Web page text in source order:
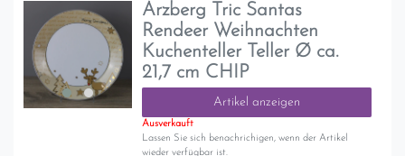
Arzberg Tric Santas
Rendeer Weihnachten
Kuchenteller Teller Ø ca.
21,7 cm CHIP
Artikel anzeigen
Ausverkauft
Lassen Sie sich benachrichigen, wenn der Artikel
wieder verfügbar ist.